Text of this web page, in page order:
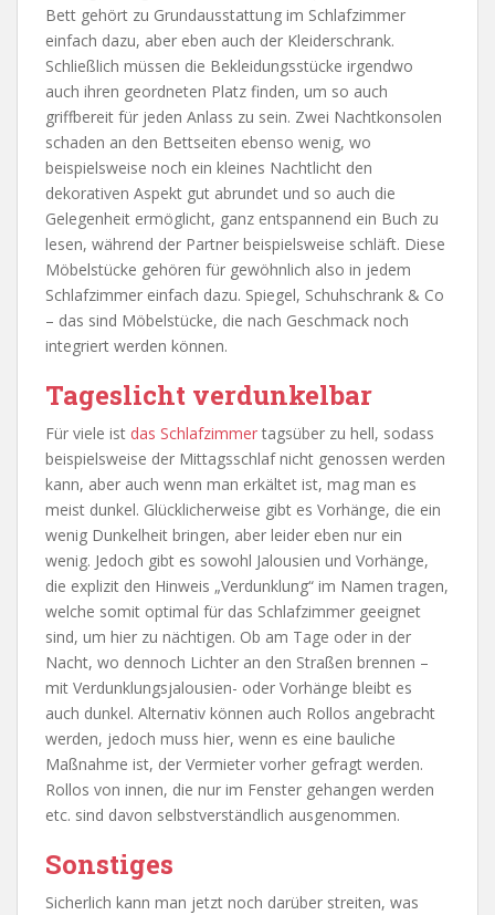
Bett gehört zu Grundausstattung im Schlafzimmer
einfach dazu, aber eben auch der Kleiderschrank.
Schließlich müssen die Bekleidungsstücke irgendwo
auch ihren geordneten Platz finden, um so auch
griffbereit für jeden Anlass zu sein. Zwei Nachtkonsolen
schaden an den Bettseiten ebenso wenig, wo
beispielsweise noch ein kleines Nachtlicht den
dekorativen Aspekt gut abrundet und so auch die
Gelegenheit ermöglicht, ganz entspannend ein Buch zu
lesen, während der Partner beispielsweise schläft. Diese
Möbelstücke gehören für gewöhnlich also in jedem
Schlafzimmer einfach dazu. Spiegel, Schuhschrank & Co
– das sind Möbelstücke, die nach Geschmack noch
integriert werden können.
Tageslicht verdunkelbar
Für viele ist das Schlafzimmer tagsüber zu hell, sodass
beispielsweise der Mittagsschlaf nicht genossen werden
kann, aber auch wenn man erkältet ist, mag man es
meist dunkel. Glücklicherweise gibt es Vorhänge, die ein
wenig Dunkelheit bringen, aber leider eben nur ein
wenig. Jedoch gibt es sowohl Jalousien und Vorhänge,
die explizit den Hinweis „Verdunklung“ im Namen tragen,
welche somit optimal für das Schlafzimmer geeignet
sind, um hier zu nächtigen. Ob am Tage oder in der
Nacht, wo dennoch Lichter an den Straßen brennen –
mit Verdunklungsjalousien- oder Vorhänge bleibt es
auch dunkel. Alternativ können auch Rollos angebracht
werden, jedoch muss hier, wenn es eine bauliche
Maßnahme ist, der Vermieter vorher gefragt werden.
Rollos von innen, die nur im Fenster gehangen werden
etc. sind davon selbstverständlich ausgenommen.
Sonstiges
Sicherlich kann man jetzt noch darüber streiten, was